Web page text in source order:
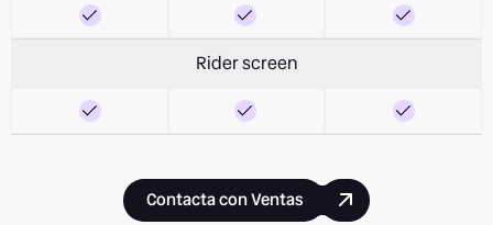
Rider screen
Contacta con Ventas